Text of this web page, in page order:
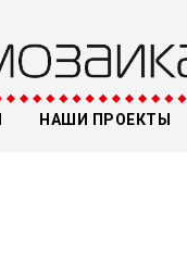
НАШИ ПРОЕКТЫ